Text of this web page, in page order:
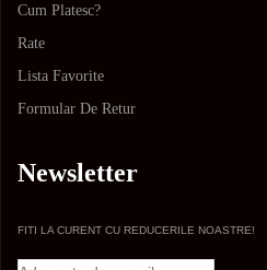
Cum Platesc?
Rate
Lista Favorite
Formular De Retur
Newsletter
FITI LA CURENT CU REDUCERILE NOASTRE!